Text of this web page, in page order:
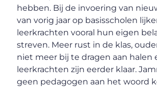
hebben. Bij de invoering van
van vorig jaar op basisscholen
leerkrachten vooral hun eigen
streven. Meer rust in de klas,
niet meer bij te dragen aan halen
leerkrachten zijn eerder klaar.
geen pedagogen aan het woord